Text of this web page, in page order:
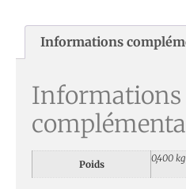
Informations
Informations
Poids
0,400 kg